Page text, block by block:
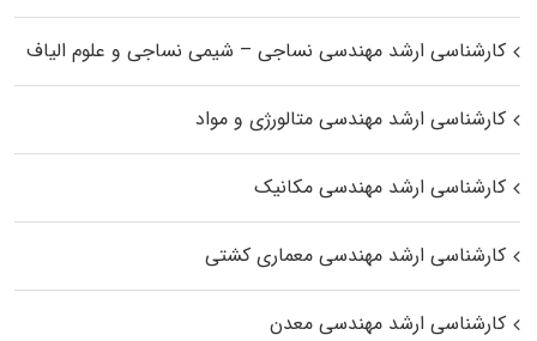
کارشناسی ارشد مهندسی نساجی – شیمی نساجی و علوم الیاف
کارشناسی ارشد مهندسی متالورژی و مواد
کارشناسی ارشد مهندسی مکانیک
کارشناسی ارشد مهندسی معماری کشتی
کارشناسی ارشد مهندسی معدن